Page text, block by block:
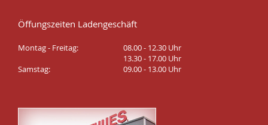
Öffungszeiten Ladengeschäft
Montag - Freitag:
08.00 - 12.30 Uhr
13.30 - 17.00 Uhr
Samstag:
09.00 - 13.00 Uhr